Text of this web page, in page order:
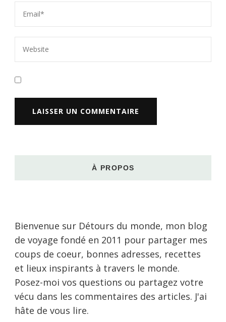
À PROPOS
Bienvenue sur Détours du monde, mon blog
de voyage fondé en 2011 pour partager mes
coups de coeur, bonnes adresses, recettes
et lieux inspirants à travers le monde.
Posez-moi vos questions ou partagez votre
vécu dans les commentaires des articles. J'ai
hâte de vous lire.